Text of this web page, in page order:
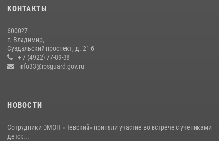
15 июля 2026, 09:05
Владимирские Росгвардейцы обеспечили правопорядок при
проведении «Дня огурца» в Суздале
КОНТАКТЫ
600027
г. Владимир,
Суздальский проспект, д. 21 б
+ 7 (4922) 77-89-38
info33@rosguard.gov.ru
НОВОСТИ
Сотрудники ОМОН «Невский» приняли участие во встрече с учениками
детск...